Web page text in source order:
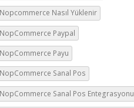
Nopcommerce Nasıl Yüklenir
NopCommerce Paypal
NopCommerce Payu
NopCommerce Sanal Pos
NopCommerce Sanal Pos Entegrasyonu